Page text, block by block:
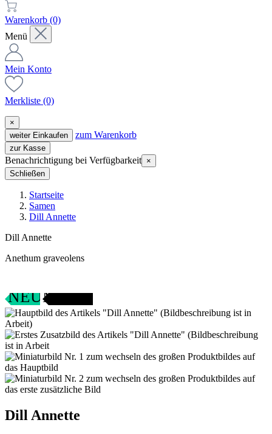
Warenkorb (0)
Menü
Mein Konto
Merkliste (0)
×
weiter Einkaufen
zum Warenkorb
zur Kasse
Benachrichtigung bei Verfügbarkeit ×
Schließen
Startseite
Samen
Dill Annette
Dill Annette
Anethum graveolens
NEU
SAMENFEST
Dill Annette